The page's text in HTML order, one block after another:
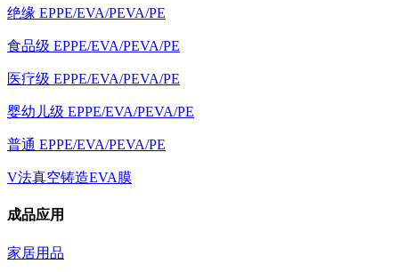
绝缘 EPPE/EVA/PEVA/PE
食品级 EPPE/EVA/PEVA/PE
医疗级 EPPE/EVA/PEVA/PE
婴幼儿级 EPPE/EVA/PEVA/PE
普通 EPPE/EVA/PEVA/PE
V法真空铸造EVA膜
成品应用
家居用品